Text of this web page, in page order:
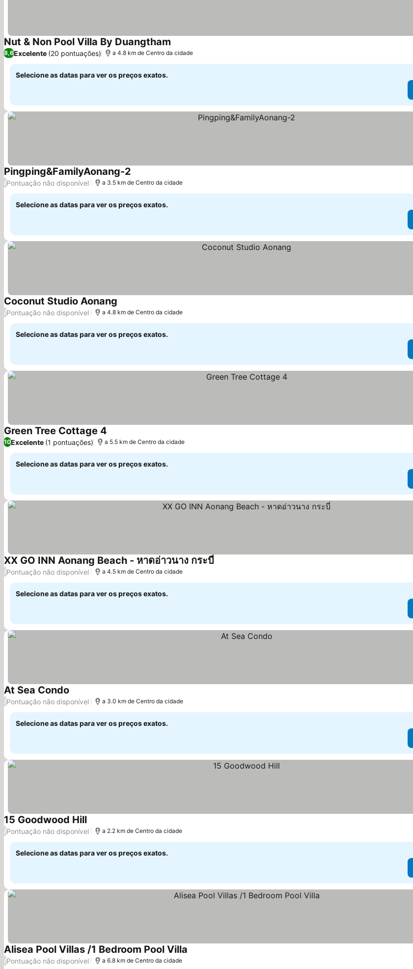
Nut & Non Pool Villa By Duangtham
8,6Excelente (20 pontuações) a 4.8 km de Centro da cidade
Selecione as datas para ver os preços exatos.
Pingping&FamilyAonang-2
/Pontuação não disponível a 3.5 km de Centro da cidade
Selecione as datas para ver os preços exatos.
Coconut Studio Aonang
/Pontuação não disponível a 4.8 km de Centro da cidade
Selecione as datas para ver os preços exatos.
Green Tree Cottage 4
10Excelente (1 pontuações) a 5.5 km de Centro da cidade
Selecione as datas para ver os preços exatos.
XX GO INN Aonang Beach - หาดอ่าวนาง กระบี่
/Pontuação não disponível a 4.5 km de Centro da cidade
Selecione as datas para ver os preços exatos.
At Sea Condo Ver preços
/Pontuação não disponível a 3.0 km de Centro da cidade
Selecione as datas para ver os preços exatos.
15 Goodwood HillVer preços
/Pontuação não disponível a 2.2 km de Centro da cidade
Selecione as datas para ver os preços exatos.
Alisea Pool Villas /1 Bedroom Pool Villa
/Pontuação não disponível a 6.8 km de Centro da cidade